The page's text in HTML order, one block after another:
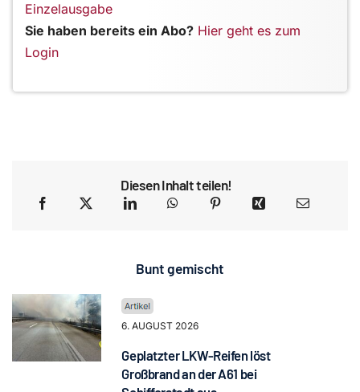
Einzelausgabe
Sie haben bereits ein Abo? Hier geht es zum
Login
Diesen Inhalt teilen!
Bunt gemischt
6. AUGUST 2026
Geplatzter LKW-Reifen löst
Großbrand an der A61 bei